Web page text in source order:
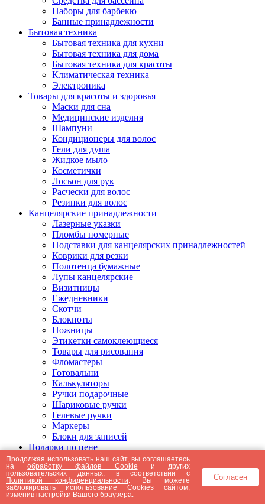
Наборы для барбекю
Банные принадлежности
Бытовая техника
Бытовая техника для кухни
Бытовая техника для дома
Бытовая техника для красоты
Климатическая техника
Электроника
Товары для красоты и здоровья
Маски для сна
Медицинские изделия
Шампуни
Кондиционеры для волос
Гели для душа
Жидкое мыло
Косметички
Лосьон для рук
Расчески для волос
Резинки для волос
Канцелярские принадлежности
Лазерные указки
Пломбы номерные
Подставки для канцелярских принадлежностей
Коврики для резки
Полотенца бумажные
Лупы канцелярские
Визитницы
Ежедневники
Скотчи
Блокноты
Ножницы
Этикетки самоклеющиеся
Товары для рисования
Фломастеры
Готовальни
Калькуляторы
Ручки подарочные
Шариковые ручки
Гелевые ручки
Маркеры
Блоки для записей
Подарки по цене
Подарки от 5000 рублей
Подарки до 5000 рублей
Подарки до 3000 рублей
Подарки до 2000 рублей
Подарки до 1000 рублей
Продолжая использовать наш сайт, вы соглашаетесь
наобработку файлов Cookie и других
пользовательских данных, в соответствии с
Политикой конфиденциальности . Вы можете
заблокировать использование Cookies сайтом,
изменив настройки Вашего браузера.
Согласен